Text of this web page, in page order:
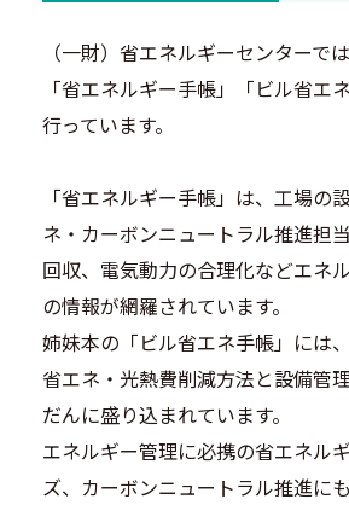
（一財）省エネルギーセンターで
「省エネルギー手帳」「ビル省エ
行っています。
「省エネルギー手帳」は、工場の
ネ・カーボンニュートラル推進担
回収、電気動力の合理化などエネ
の情報が網羅されています。
姉妹本の「ビル省エネ手帳」には
省エネ・光熱費削減方法と設備管
だんに盛り込まれています。
エネルギー管理に必携の省エネル
ズ、カーボンニュートラル推進に